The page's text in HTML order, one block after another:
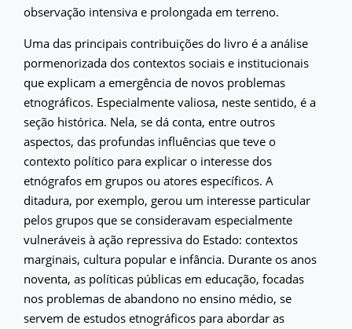
observação intensiva e prolongada em terreno.
Uma das principais contribuições do livro é a análise
pormenorizada dos contextos sociais e institucionais
que explicam a emergência de novos problemas
etnográficos. Especialmente valiosa, neste sentido, é a
seção histórica. Nela, se dá conta, entre outros
aspectos, das profundas influências que teve o
contexto político para explicar o interesse dos
etnógrafos em grupos ou atores específicos. A
ditadura, por exemplo, gerou um interesse particular
pelos grupos que se consideravam especialmente
vulneráveis à ação repressiva do Estado: contextos
marginais, cultura popular e infância. Durante os anos
noventa, as políticas públicas em educação, focadas
nos problemas de abandono no ensino médio, se
servem de estudos etnográficos para abordar as